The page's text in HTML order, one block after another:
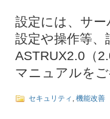
設定には、サ
設定や操作等、
ASTRUX2.0（
マニュアルをご
セキュリティ , 機能改善